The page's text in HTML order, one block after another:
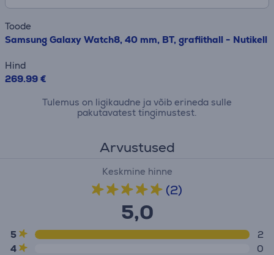
Toode
Samsung Galaxy Watch8, 40 mm, BT, grafiithall - Nutikell
Hind
269.99 €
Tulemus on ligikaudne ja võib erineda sulle
pakutavatest tingimustest.
Arvustused
Keskmine hinne
(2)
5,0
5
2
4
0